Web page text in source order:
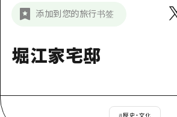
夜晚生活
世界遺產
標準
美北
宮島周邊
短途旅行
藝北
東山口
輔助流量摘要
超值遊覽門票
新聞
添加到您的旅行书签
堀江家宅邸
#歷史・文化